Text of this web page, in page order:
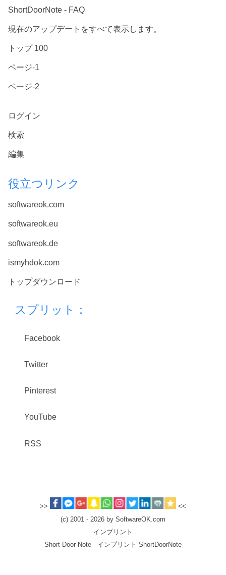
ShortDoorNote - FAQ
現在のアップデートをすべて表示します。
トップ 100
ページ-1
ページ-2
ログイン
検索
編集
役立つリンク
softwareok.com
softwareok.eu
softwareok.de
ismyhdok.com
トップダウンロード
スプリット：
Facebook
Twitter
Pinterest
YouTube
RSS
>>
<<
(c) 2001 - 2026 by SoftwareOK.com
インプリント
Short-Door-Note - インプリント ShortDoorNote